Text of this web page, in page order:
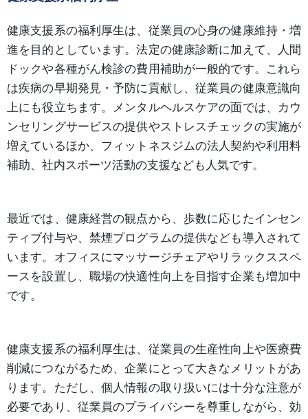
健康支援系の福利厚生は、従業員の心身の健康維持・増
進を目的としています。法定の健康診断に加えて、人間
ドックや各種がん検診の費用補助が一般的です。これら
は疾病の早期発見・予防に貢献し、従業員の健康意識向
上にも役立ちます。メンタルヘルスケアの面では、カウ
ンセリングサービスの提供やストレスチェックの実施が
増えているほか、フィットネスジムの法人契約や利用料
補助、社内スポーツ活動の支援なども人気です。
最近では、健康経営の観点から、歩数に応じたインセン
ティブ付与や、禁煙プログラムの提供なども導入されて
います。オフィスにマッサージチェアやリラックススペ
ースを設置し、職場の快適性向上を目指す企業も増加中
です。
健康支援系の福利厚生は、従業員の生産性向上や医療費
削減につながるため、企業にとって大きなメリットがあ
ります。ただし、個人情報の取り扱いには十分な注意が
必要であり、従業員のプライバシーを尊重しながら、効